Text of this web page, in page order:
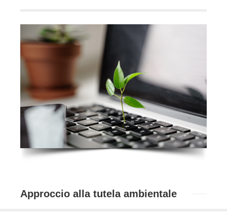
Approccio alla tutela ambientale